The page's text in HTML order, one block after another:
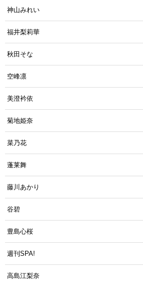
神山みれい
福井梨莉華
秋田そな
空峰凛
美澄衿依
菊地姫奈
菜乃花
蓬莱舞
藤川あかり
谷碧
豊島心桜
週刊SPA!
高島江梨奈